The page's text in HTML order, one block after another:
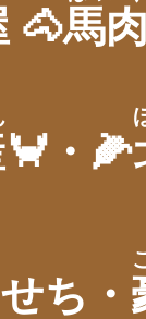
🐴馬
🦀・🌽
ち・